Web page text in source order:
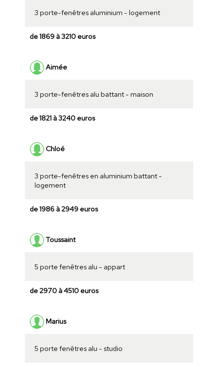
3 porte-fenêtres aluminium - logement
de 1869 à 3210 euros
Aimée
3 porte-fenêtres alu battant - maison
de 1821 à 3240 euros
Chloé
3 porte-fenêtres en aluminium battant -
logement
de 1986 à 2949 euros
Toussaint
5 porte fenêtres alu - appart
de 2970 à 4510 euros
Marius
5 porte fenêtres alu - studio